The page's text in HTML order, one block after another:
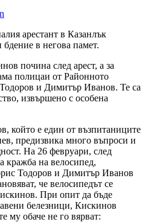
арестант в Казанлък
бдение в негова памет.
почина след арест, а за
полицаи от Районното
и Димитър Иванов. Те са
извършено с особена
който е един от възпитаниците
предизвика много въпроси и
На 26 февруари, след
кражба на велосипед,
Тодоров и Димитър Иванов
че велосипедът се
При опит да бъде
белезници, Кискинов
му обаче не го вярват: